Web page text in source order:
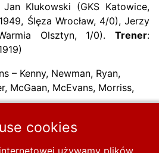
Klukowski (GKS Katowice,
Ślęza Wrocław, 4/0), Jerzy
Olsztyn, 1/0). Trener:
– Kenny, Newman, Ryan,
McGaan, McEvans, Morriss,
cookies
używamy plików